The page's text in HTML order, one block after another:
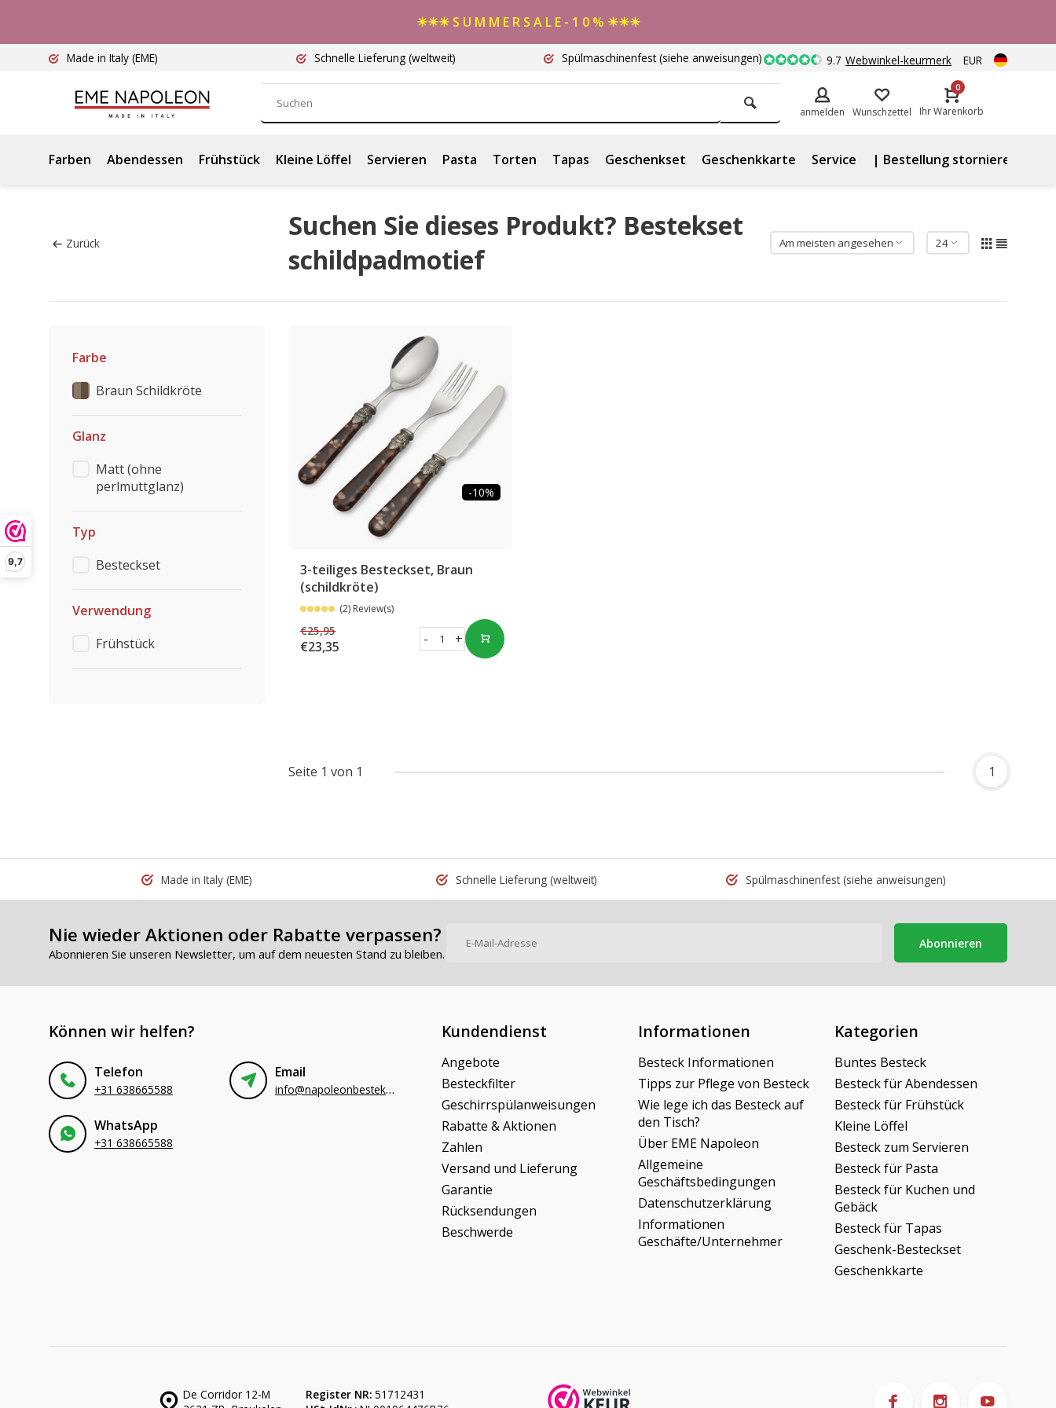
9,7
☀☀☀ S U M M E R S A L E - 1 0 % ☀☀☀
Made in Italy (EME) Schnelle Lieferung (weltweit) Spülmaschinenfest(siehe anweisungen) 9.7 Webwinkel-keurmerk EUR
anmelden Wunschzettel
0
Ihr Warenkorb
Farben Abendessen Frühstück Kleine Löffel Servieren Pasta Torten Tapas Geschenkset Geschenkkarte Service | Bestellung stornieren
Zurück
Suchen Sie dieses Produkt? Bestekset
schildpadmotief
Farbe
Braun Schildkröte
Glanz
Matt (ohne
perlmuttglanz)
Typ
Besteckset
Verwendung
Frühstück
-10%
3-teiliges Besteckset, Braun
(schildkröte)
(2) Review(s)
€25,95
€23,35 +
-
Seite 1 von 1 1
Made in Italy (EME) Schnelle Lieferung (weltweit) Spülmaschinenfest(siehe anweisungen)
Nie wieder Aktionen oder Rabatte verpassen?
Abonnieren Sie unseren Newsletter, um auf dem neuesten Stand zu bleiben.
Abonnieren
Können wir helfen?
Telefon
+31 638665588
Email
info@napoleonbestek.nl
WhatsApp
+31 638665588
Kundendienst
Angebote
Besteckfilter
Geschirrspülanweisungen
Rabatte & Aktionen
Zahlen
Versand und Lieferung
Garantie
Rücksendungen
Beschwerde
Informationen
Besteck Informationen
Tipps zur Pflege von Besteck
Wie lege ich das Besteck auf
den Tisch?
Über EME Napoleon
Allgemeine
Geschäftsbedingungen
Datenschutzerklärung
Informationen
Geschäfte/Unternehmer
Kategorien
Buntes Besteck
Besteck für Abendessen
Besteck für Frühstück
Kleine Löffel
Besteck zum Servieren
Besteck für Pasta
Besteck für Kuchen und
Gebäck
Besteck für Tapas
Geschenk-Besteckset
Geschenkkarte
De Corridor 12-M
Register NR: 51712431